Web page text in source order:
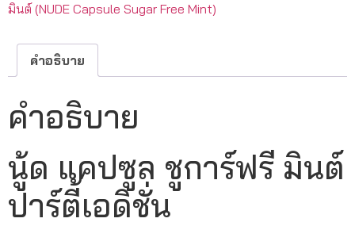
มินต์ (NUDE Capsule Sugar Free Mint)
คำอธิบาย
คำอธิบาย
นู้ด แคปซูล ชูการ์ฟรี มินต์
ปาร์ตี้เอดิชั่น